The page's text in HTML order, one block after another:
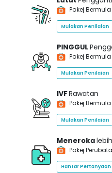
Pakej
Mulakan Penilaian
PINGGUL
Pakej
Mulakan Penilaian
IVFRawatan
Pakej
Mulakan Penilaian
Menerokalebih
Pakej
Hantar Pertanyaan